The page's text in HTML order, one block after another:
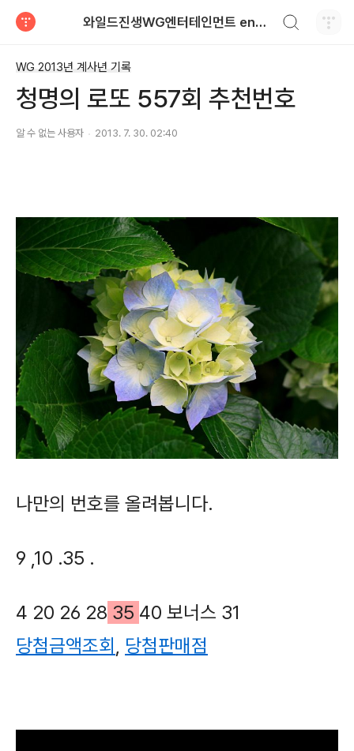
와일드진생WG엔터테인먼트 entertainment
WG 2013년 계사년 기록
청명의 로또 557회 추천번호
알 수 없는 사용자 2013. 7. 30. 02:40
나만의 번호를 올려봅니다.
9 ,10 .35 .
4 20 26 28 35 40 보너스 31
당첨금액조회 , 당첨판매점